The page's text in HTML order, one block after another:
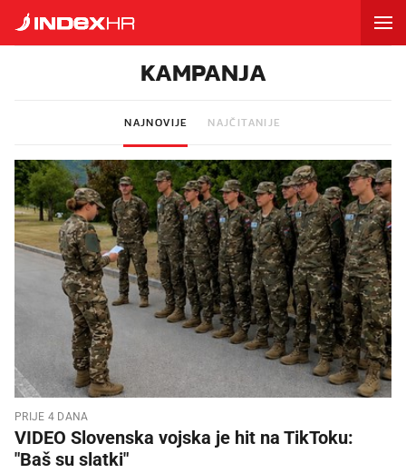
KAMPANJA
NAJNOVIJE NAJČITANIJE
PRIJE 4 DANA
VIDEO Slovenska vojska je hit na TikToku:
"Baš su slatki"